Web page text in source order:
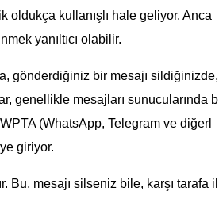
oldukça kullanışlı hale geliyor. Anca
yanıltıcı olabilir.
gönderdiğiniz bir mesajı sildiğinizde,
genellikle mesajları sunucularında b
(WhatsApp, Telegram ve diğerl
giriyor.
mesajı silseniz bile, karşı tarafa il